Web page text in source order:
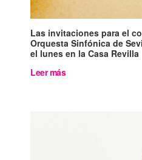
Las invitaciones para el
Orquesta Sinfónica de
el lunes en la Casa Revilla
Leer más